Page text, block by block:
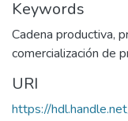
Keywords
Cadena productiva,
comercialización de
URI
https://